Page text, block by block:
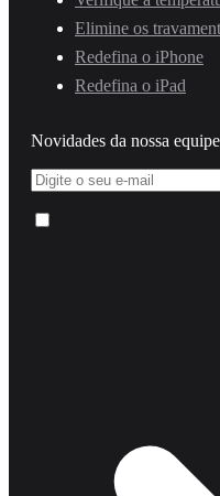
Elimine os
Redefina o iPhone
Redefina o iPad
Novidades da nossa